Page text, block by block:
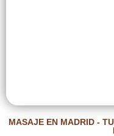
MASAJE EN MADRID -